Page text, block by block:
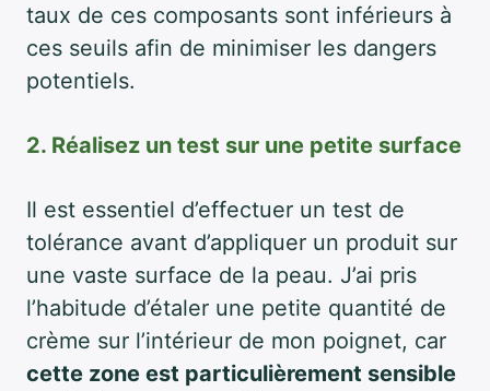
taux de ces composants sont inférieurs à
ces seuils afin de minimiser les dangers
potentiels.
2. Réalisez un test sur une petite surface
Il est essentiel d’effectuer un test de
tolérance avant d’appliquer un produit sur
une vaste surface de la peau. J’ai pris
l’habitude d’étaler une petite quantité de
crème sur l’intérieur de mon poignet, car
cette zone est particulièrement sensible